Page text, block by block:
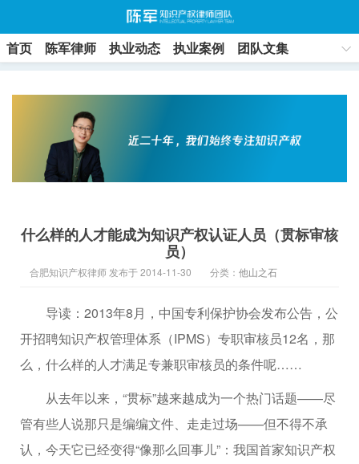
首页 陈军律师 执业动态 执业案例
团队文集
什么样的人才能成为知识产权认证人员（贯标审核
员）
合肥知识产权律师 发布于 2014-11-30 分类： 他山之石
导读：2013年8月，中国专利保护协会发布公告，公
开招聘知识产权管理体系（IPMS）专职审核员12名，那
么，什么样的人才满足专兼职审核员的条件呢……
从去年以来，“贯标”越来越成为一个热门话题——尽
管有些人说那只是编编文件、走走过场——但不得不承
认，今天它已经变得“像那么回事儿”：我国首家知识产权